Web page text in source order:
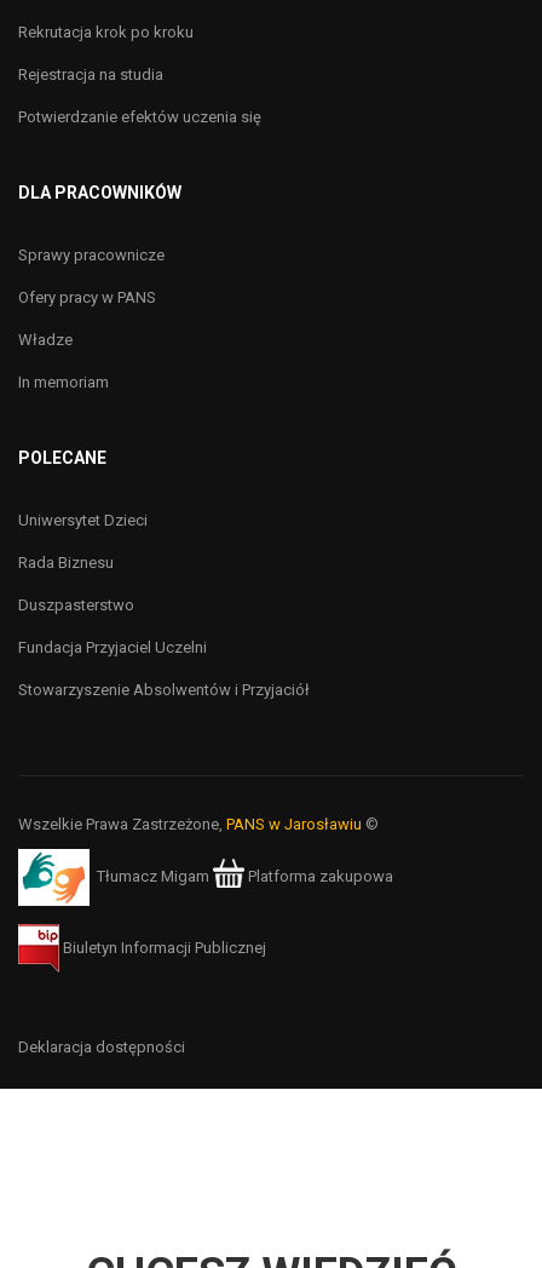
Rekrutacja krok po kroku
Rejestracja na studia
Potwierdzanie efektów uczenia się
DLA PRACOWNIKÓW
Sprawy pracownicze
Ofery pracy w PANS
Władze
In memoriam
POLECANE
Uniwersytet Dzieci
Rada Biznesu
Duszpasterstwo
Fundacja Przyjaciel Uczelni
Stowarzyszenie Absolwentów i Przyjaciół
Wszelkie Prawa Zastrzeżone, PANS w Jarosławiu ©
Tłumacz Migam Platforma zakupowa
Biuletyn Informacji Publicznej
Deklaracja dostępności